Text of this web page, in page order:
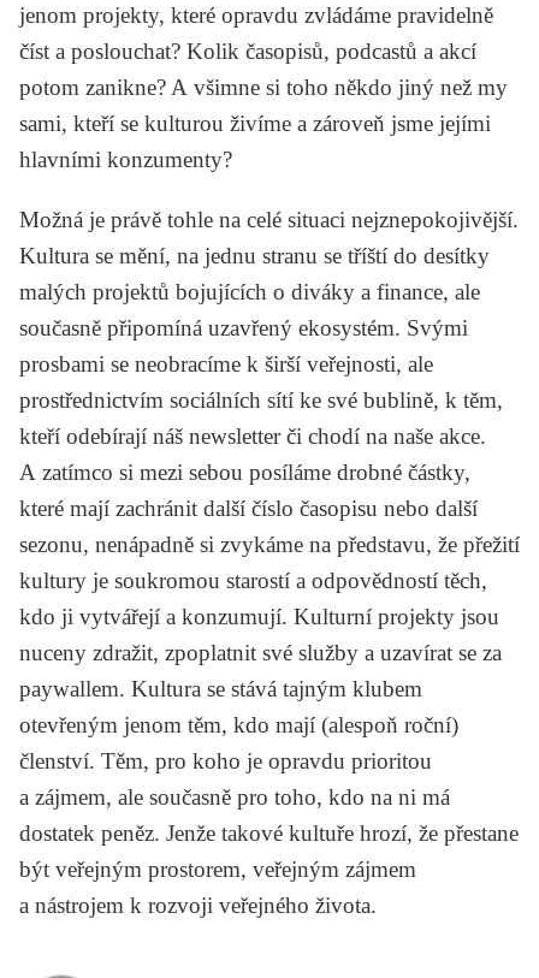
jenom projekty, které opravdu zvládáme pravidelně
číst a poslouchat? Kolik časopisů, podcastů a akcí
potom zanikne? A všimne si toho někdo jiný než my
sami, kteří se kulturou živíme a zároveň jsme jejími
hlavními konzumenty?
Možná je právě tohle na celé situaci nejznepokojivější.
Kultura se mění, na jednu stranu se tříští do desítky
malých projektů bojujících o diváky a finance, ale
současně připomíná uzavřený ekosystém. Svými
prosbami se neobracíme k širší veřejnosti, ale
prostřednictvím sociálních sítí ke své bublině, k těm,
kteří odebírají náš newsletter či chodí na naše akce.
A zatímco si mezi sebou posíláme drobné částky,
které mají zachránit další číslo časopisu nebo další
sezonu, nenápadně si zvykáme na představu, že přežití
kultury je soukromou starostí a odpovědností těch,
kdo ji vytvářejí a konzumují. Kulturní projekty jsou
nuceny zdražit, zpoplatnit své služby a uzavírat se za
paywallem. Kultura se stává tajným klubem
otevřeným jenom těm, kdo mají (alespoň roční)
členství. Těm, pro koho je opravdu prioritou
a zájmem, ale současně pro toho, kdo na ni má
dostatek peněz. Jenže takové kultuře hrozí, že přestane
být veřejným prostorem, veřejným zájmem
a nástrojem k rozvoji veřejného života.